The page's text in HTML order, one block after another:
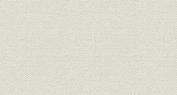
日本陶器のガイシ受注高と売上
高
大正元年
度(1918年
ガイシの主要受注先 大正4年
森村開作(第7代市左衛門) 大正8年